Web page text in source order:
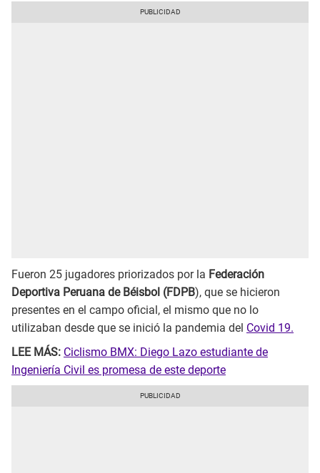
Fueron 25 jugadores priorizados por la Federación
Deportiva Peruana de Béisbol (FDPB), que se hicieron
presentes en el campo oficial, el mismo que no lo
utilizaban desde que se inició la pandemia del Covid 19.
LEE MÁS: Ciclismo BMX: Diego Lazo estudiante de
Ingeniería Civil es promesa de este deporte